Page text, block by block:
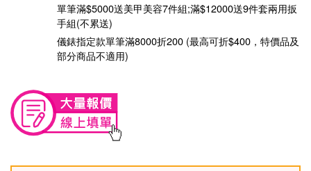
單筆滿$5000送美甲美容7件組;滿$12000送9件套兩用扳
手組(不累送)
儀錶指定款單筆滿8000折200 (最高可折$400，特價品及
部分商品不適用)